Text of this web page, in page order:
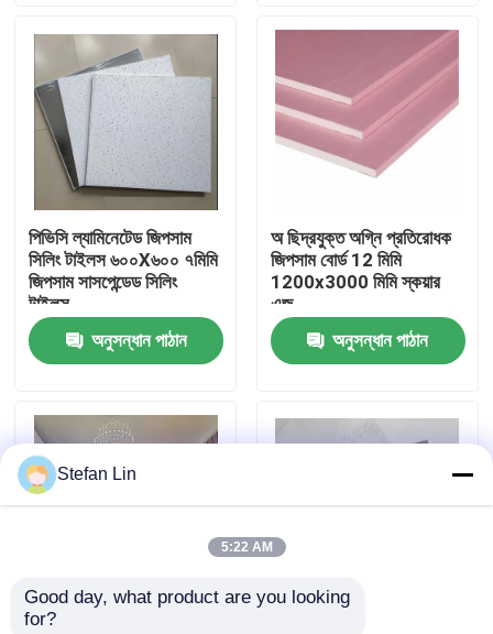
পণ্য
ভিডিও
আমাদের সম্পর্কে
কারখানা ভ্রমণ
মান নিয়ন্ত্রণ
আমাদের সাথে যোগাযোগ করুন
খবর
একটি উদ্ধৃতি অনুরোধ
পিভিসি ল্যামিনেটেড জিপসাম
সিলিং টাইলস ৬০০X৬০০ ৭মিমি
জিপসাম সাসপেন্ডেড সিলিং
টাইলস
অনুসন্ধান পাঠান
অ ছিদ্রযুক্ত অগ্নি প্রতিরোধক
জিপসাম বোর্ড 12 মিমি
1200x3000 মিমি স্কয়ার
এজ
অনুসন্ধান পাঠান
হালকা ওজনের উচ্চ শক্তি
Stefan Lin
5:22 AM
Good day, what product are you looking
for?